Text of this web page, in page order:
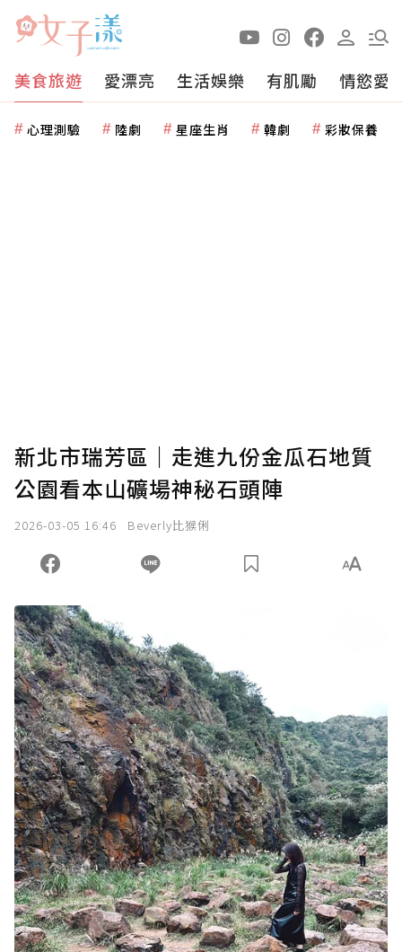
美食旅遊 愛漂亮 生活娛樂 有肌勵 情慾愛
心理測驗 陸劇 星座生肖 韓劇 彩妝保養
新北市瑞芳區｜走進九份金瓜石地質
公園看本山礦場神秘石頭陣
2026-03-05 16:46 Beverly比猴俐